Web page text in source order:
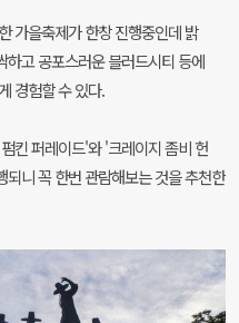
가을축제가 한창 진행중인데 밝
고 공포스러운 블러드시티 등에
경험할 수 있다.
킨 퍼레이드'와 '크레이지 좀비 헌
니 꼭 한번 관람해보는 것을 추천한